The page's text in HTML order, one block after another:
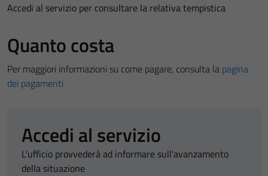
Accedi al servizio per consultare la relativa tempistica
Quanto costa
Per maggiori informazioni su come pagare, consulta la pagina
dei pagamenti
Accedi al servizio
L'ufficio provvederà ad informare sull'avanzamento
della situazione